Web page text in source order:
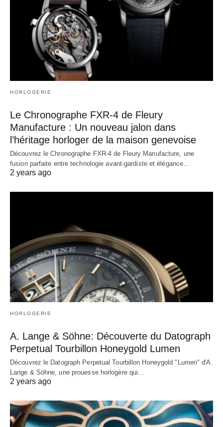
HORLOGERIE
Le Chronographe FXR-4 de Fleury
Manufacture : Un nouveau jalon dans
l’héritage horloger de la maison genevoise
Découvrez le Chronographe FXR-4 de Fleury Manufacture, une
fusion parfaite entre technologie avant-gardiste et élégance…
2 years ago
HORLOGERIE
A. Lange & Söhne: Découverte du Datograph
Perpetual Tourbillon Honeygold Lumen
Découvrez le Datograph Perpetual Tourbillon Honeygold "Lumen" d'A.
Lange & Söhne, une prouesse horlogère qui…
2 years ago